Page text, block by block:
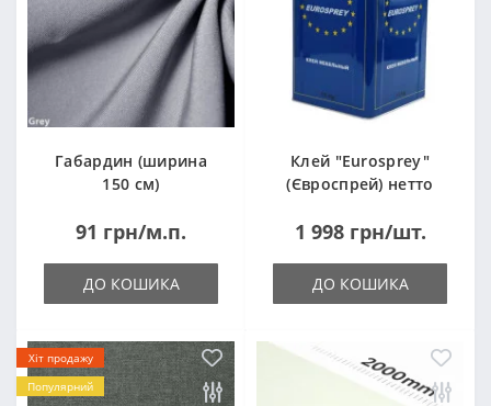
Габардин (ширина
150 см)
91 грн/м.п.
ДО КОШИКА
Клей "Eurosprey"
(Євроспрей) нетто
1 998 грн/шт.
ДО КОШИКА
Хіт продажу
Популярний